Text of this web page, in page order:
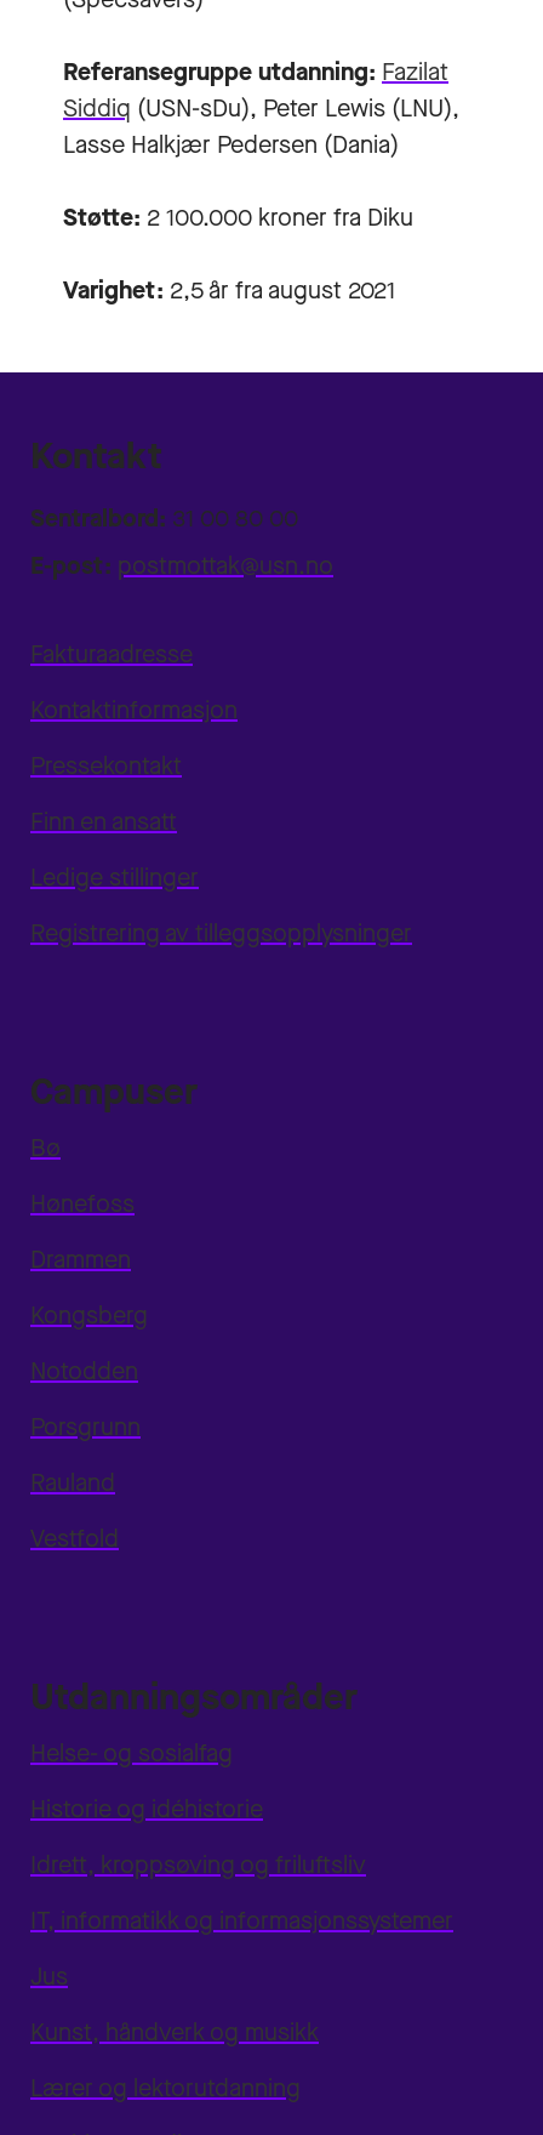
Referansegruppe utdanning: Fazilat
Siddiq (USN-sDu), Peter Lewis (LNU),
Lasse Halkjær Pedersen (Dania)
Støtte: 2 100.000 kroner fra Diku
Varighet: 2,5 år fra august 2021
Kontakt
Sentralbord: 31 00 80 00
E-post: postmottak@usn.no
Fakturaadresse
Kontaktinformasjon
Pressekontakt
Finn en ansatt
Ledige stillinger
Registrering av tilleggsopplysninger
Campuser
Bø
Hønefoss
Drammen
Kongsberg
Notodden
Porsgrunn
Rauland
Vestfold
Utdanningsområder
Helse- og sosialfag
Historie og idéhistorie
Idrett, kroppsøving og friluftsliv
IT, informatikk og informasjonssystemer
Jus
Kunst, håndverk og musikk
Lærer og lektorutdanning